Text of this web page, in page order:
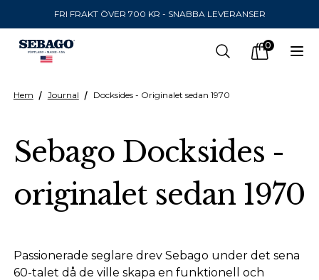
FRI FRAKT ÖVER 700 KR - SNABBA LEVERANSER
Company Inc Search 0
items in
SKICKA TILL
United States (SEK
SPRÅK
Svenska
Hem Journal Docksides - Originalet sedan 1970
Sebago Docksides -
originalet sedan 1970
Passionerade seglare drev Sebago under det sena
60-talet då de ville skapa en funktionell och